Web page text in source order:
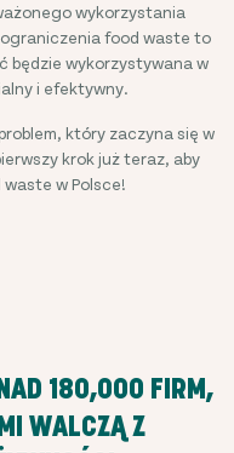
wykorzystania
ograniczenia food waste to
będzie wykorzystywana w
i efektywny.
który zaczyna się w
krok już teraz, aby
w Polsce!
180,000 FIRM,
WALCZĄ Z